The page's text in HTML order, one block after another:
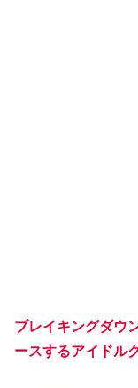
ブレイキングダウ
ースするアイドル